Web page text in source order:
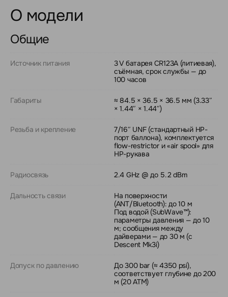
О модели
Общие
Источник питания
3 V батарея CR123A (литиевая),
съёмная, срок службы — до
100 часов
Габариты
≈ 84.5 × 36.5 × 36.5 мм (3.33″
× 1.44″ × 1.44″)
Резьба и крепление
7/16″ UNF (стандартный HP-
порт баллона), комплектуется
flow-restrictor и «air spool» для
HP-рукава
Радиосвязь 2.4 GHz @ до 5.2 dBm
Дальность связи
На поверхности
(ANT/Bluetooth): до 10 м
Под водой (SubWave™):
параметры давления — до 10
м; сообщения между
дайверами — до 30 м (с
Descent Mk3i)
Допуск по давлению
До 300 bar (≈ 4350 psi),
соответствует глубине до 200
м (20 ATM)